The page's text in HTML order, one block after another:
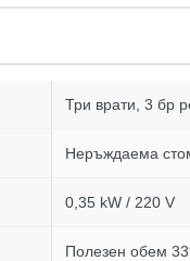
Три врати, 3 бр
Неръждаема
0,35 kW / 220 V
Полезен обем